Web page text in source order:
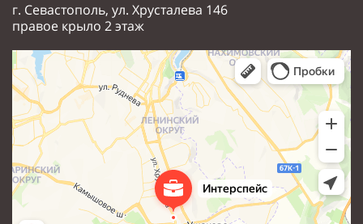
г. Севастополь, ул. Хрусталева 146
правое крыло 2 этаж